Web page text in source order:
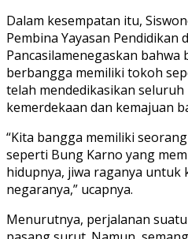
Dalam kesempatan itu,
Pembina Yayasan Pendidikan
Pancasilamenegaskan
berbangga memiliki tokoh
telah mendedikasikan
kemerdekaan dan kemajuan
“Kita bangga memiliki
seperti Bung Karno yang
hidupnya, jiwa raganya untuk
negaranya,” ucapnya.
Menurutnya, perjalanan